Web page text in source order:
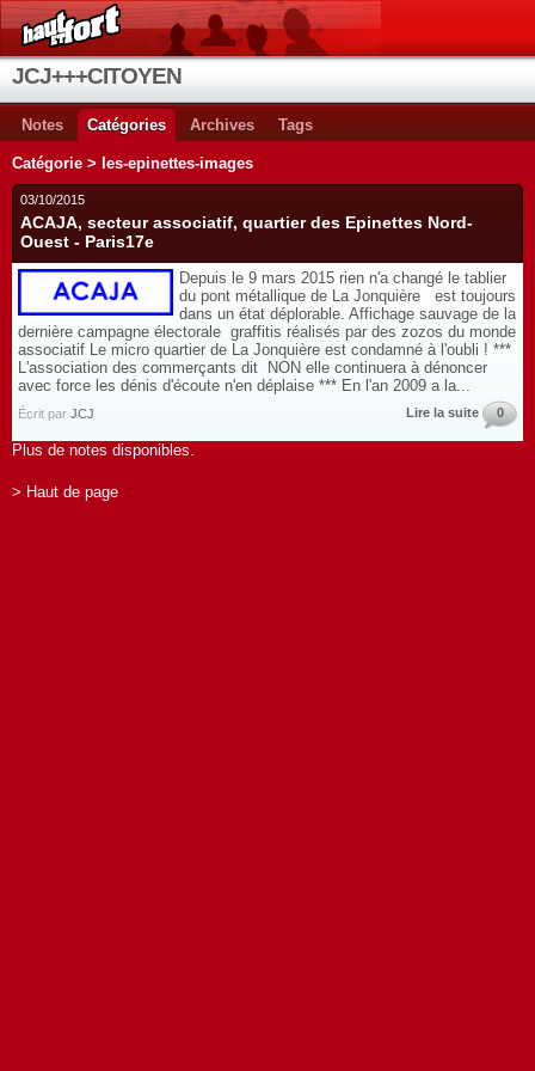
JCJ+++CITOYEN
Notes Catégories Archives Tags
Catégorie > les-epinettes-images
03/10/2015
ACAJA, secteur associatif, quartier des Epinettes Nord-
Ouest - Paris17e
Depuis le 9 mars 2015 rien n'a changé le tablier
du pont métallique de La Jonquière est toujours
dans un état déplorable. Affichage sauvage de la
dernière campagne électorale graffitis réalisés par des zozos du monde
associatif Le micro quartier de La Jonquière est condamné à l'oubli ! ***
L'association des commerçants dit NON elle continuera à dénoncer
avec force les dénis d'écoute n'en déplaise *** En l'an 2009 a la...
Écrit par JCJ Lire la suite 0
Plus de notes disponibles.
> Haut de page